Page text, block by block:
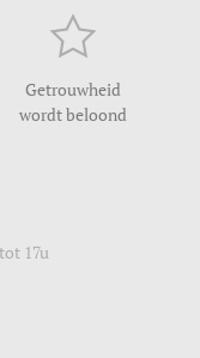
Getrouwheid
wordt beloond
17u